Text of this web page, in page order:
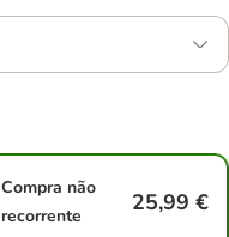
Compra não
recorrente
25,99 €